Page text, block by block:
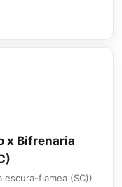
x Bifrenaria
flamea (SC))